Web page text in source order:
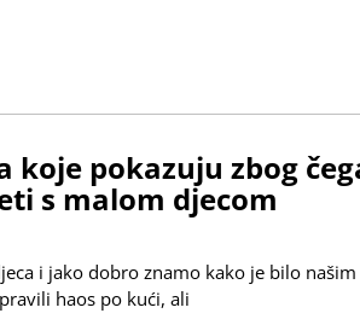
koje pokazuju zbog
s malom djecom
i jako dobro znamo kako je bilo našim
haos po kući, ali